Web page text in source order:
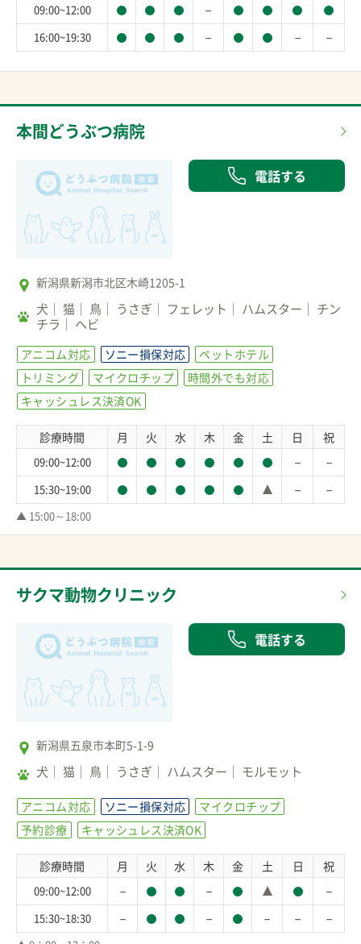
09:00~12:00 －
16:00~19:30 － － －
本間どうぶつ病院
電話する
新潟県新潟市北区木崎1205-1
犬 猫 鳥 うさぎ フェレット ハムスター
チン
チラ
ヘビ
アニコム対応 ソニー損保対応
ペットホテル
トリミング
マイクロチップ
時間外でも対応
キャッシュレス決済OK
診療時間 月 火 水 木 金 土 日 祝
09:00~12:00 － －
15:30~19:00 － －
▲ 15:00～18:00
サクマ動物クリニック
電話する
新潟県五泉市本町5-1-9
犬 猫 鳥 うさぎ ハムスター モルモット
アニコム対応 ソニー損保対応
マイクロチップ
予約診療
キャッシュレス決済OK
診療時間 月 火 水 木 金 土 日 祝
09:00~12:00 － － －
15:30~18:30 － － － － －